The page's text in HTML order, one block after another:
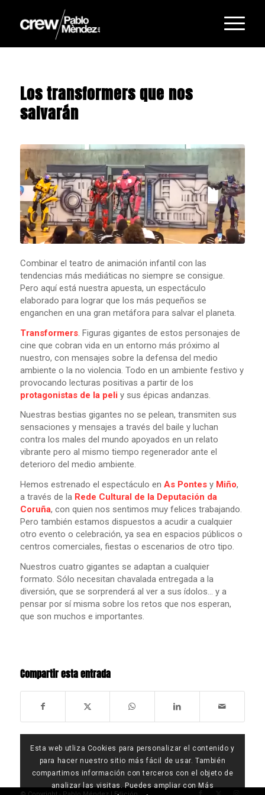
Los transformers que nos
salvarán
Combinar el teatro de animación infantil con las
tendencias más mediáticas no siempre se consigue.
Pero aquí está nuestra apuesta, un espectáculo
elaborado para lograr que los más pequeños se
enganchen en una gran metáfora para salvar el planeta.
Transformers. Figuras gigantes de estos personajes de
cine que cobran vida en un entorno más próximo al
nuestro, con mensajes sobre la defensa del medio
ambiente o la no violencia. Todo en un ambiente festivo y
provocando lecturas positivas a partir de los
protagonistas de la peli y sus épicas andanzas.
Nuestras bestias gigantes no se pelean, transmiten sus
sensaciones y mensajes a través del baile y luchan
contra los males del mundo apoyados en un relato
vibrante pero al mismo tiempo regenerador ante el
deterioro del medio ambiente.
Hemos estrenado el espectáculo en As Pontesy Miño,
a través de la Rede Cultural de la Deputación da
Coruña, con quien nos sentimos muy felices trabajando.
Pero también estamos dispuestos a acudir a cualquier
otro evento o celebración, ya sea en espacios públicos o
centros comerciales, fiestas o escenarios de otro tipo.
Nuestros cuatro gigantes se adaptan a cualquier
formato. Sólo necesitan chavalada entregada a la
diversión, que se sorprenderá al ver a sus ídolos… y a
pensar por sí misma sobre los retos que nos esperan,
que son muchos e importantes.
Compartir esta entrada
Esta web utliza Cookies para personalizar el contenido y
para hacer nuestro sitio más fácil de usar. También
compartimos información con terceros con el objeto de
analizar las visitas. Puedes ampliar con Más